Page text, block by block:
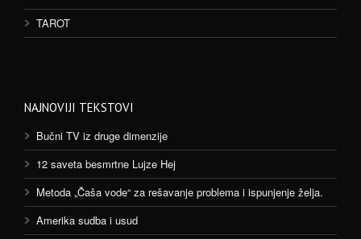
TAROT
NAJNOVIJI TEKSTOVI
Bučni TV iz druge dimenzije
12 saveta besmrtne Lujze Hej
Metoda „Čaša vode“ za rešavanje problema i ispunjenje želja.
Amerika sudba i usud